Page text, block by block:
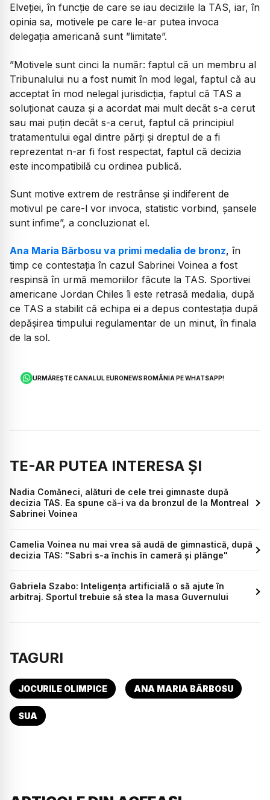
Elveției, în funcție de care se iau deciziile la TAS, iar, în
opinia sa, motivele pe care le-ar putea invoca
delegația americană sunt ”limitate”.
”Motivele sunt cinci la număr: faptul că un membru al
Tribunalului nu a fost numit în mod legal, faptul că au
acceptat în mod nelegal jurisdicția, faptul că TAS a
soluționat cauza și a acordat mai mult decât s-a cerut
sau mai puțin decât s-a cerut, faptul că principiul
tratamentului egal dintre părți și dreptul de a fi
reprezentat n-ar fi fost respectat, faptul că decizia
este incompatibilă cu ordinea publică.
Sunt motive extrem de restrânse și indiferent de
motivul pe care-l vor invoca, statistic vorbind, șansele
sunt infime”, a concluzionat el.
Ana Maria Bărbosu va primi medalia de bronz, în
timp ce contestația în cazul Sabrinei Voinea a fost
respinsă în urmă memoriilor făcute la TAS. Sportivei
americane Jordan Chiles îi este retrasă medalia, după
ce TAS a stabilit că echipa ei a depus contestația după
depășirea timpului regulamentar de un minut, în finala
de la sol.
URMĂREȘTE CANALUL EURONEWS ROMÂNIA PE WHATSAPP!
TE-AR PUTEA INTERESA ȘI
Nadia Comăneci, alături de cele trei gimnaste după
decizia TAS. Ea spune că-i va da bronzul de la Montreal
Sabrinei Voinea
Camelia Voinea nu mai vrea să audă de gimnastică, după
decizia TAS: "Sabri s-a închis în cameră și plânge"
Gabriela Szabo: Inteligența artificială o să ajute în
arbitraj. Sportul trebuie să stea la masa Guvernului
TAGURI
JOCURILE OLIMPICE ANA MARIA BĂRBOSU
SUA